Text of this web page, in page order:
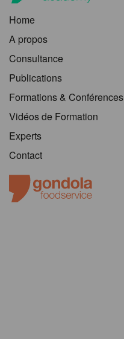
Home
A propos
Consultance
Publications
Formations & Conférences
Vidéos de Formation
Experts
Contact